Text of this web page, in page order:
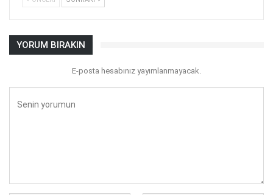
YORUM BIRAKIN
E-posta hesabınız yayımlanmayacak.